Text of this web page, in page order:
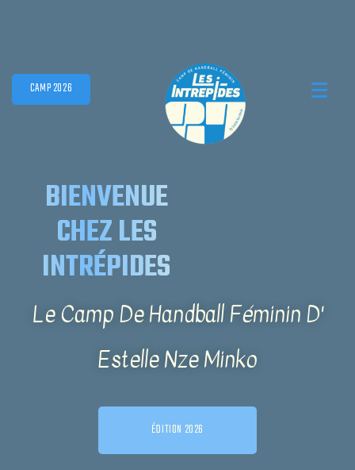
CAMP 2026
BIENVENUE
CHEZ LES
INTRÉPIDES
Le Camp De Handball Féminin D'
Estelle Nze Minko
ÉDITION 2026